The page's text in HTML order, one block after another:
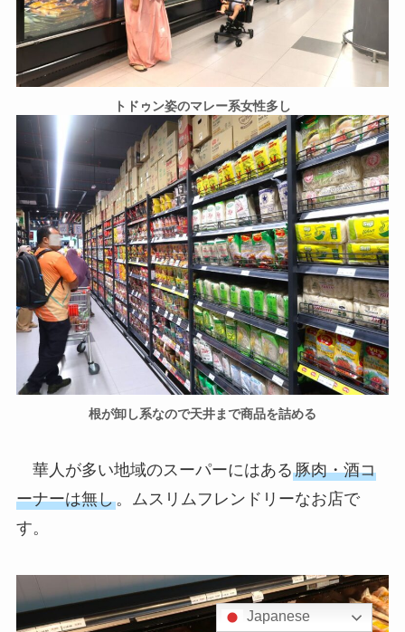
トドゥン姿のマレー系女性多し
根が卸し系なので天井まで商品を詰める
華人が多い地域のスーパーにはある豚肉・酒コ
ーナーは無し。ムスリムフレンドリーなお店で
す。
Japanese